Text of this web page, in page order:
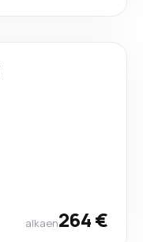
alkaen264 €